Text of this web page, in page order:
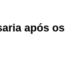
após os